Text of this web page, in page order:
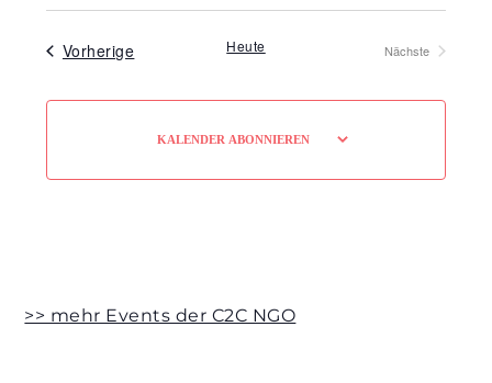
U
H
E
I
E
VorherigeVeranstaltungen
Heute
Nächste
KALENDER ABONNIEREN
>> mehr Events der C2C NGO